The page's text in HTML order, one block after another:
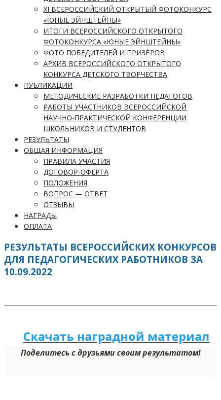
XI ВСЕРОССИЙСКИЙ ОТКРЫТЫЙ ФОТОКОНКУРС
«ЮНЫЕ ЭЙНШТЕЙНЫ»
ИТОГИ ВСЕРОССИЙСКОГО ОТКРЫТОГО
ФОТОКОНКУРСА «ЮНЫЕ ЭЙНШТЕЙНЫ»
ФОТО ПОБЕДИТЕЛЕЙ И ПРИЗЁРОВ
АРХИВ ВСЕРОССИЙСКОГО ОТКРЫТОГО
КОНКУРСА ДЕТСКОГО ТВОРЧЕСТВА
ПУБЛИКАЦИИ
МЕТОДИЧЕСКИЕ РАЗРАБОТКИ ПЕДАГОГОВ
РАБОТЫ УЧАСТНИКОВ ВСЕРОССИЙСКОЙ
НАУЧНО-ПРАКТИЧЕСКОЙ КОНФЕРЕНЦИИ
ШКОЛЬНИКОВ И СТУДЕНТОВ
РЕЗУЛЬТАТЫ
ОБЩАЯ ИНФОРМАЦИЯ
ПРАВИЛА УЧАСТИЯ
ДОГОВОР-ОФЕРТА
ПОЛОЖЕНИЯ
ВОПРОС — ОТВЕТ
ОТЗЫВЫ
НАГРАДЫ
ОПЛАТА
РЕЗУЛЬТАТЫ ВСЕРОССИЙСКИХ КОНКУРСОВ
ДЛЯ ПЕДАГОГИЧЕСКИХ РАБОТНИКОВ ЗА
10.09.2022
Скачать наградной материал
Поделитесь с друзьями своим результатом!